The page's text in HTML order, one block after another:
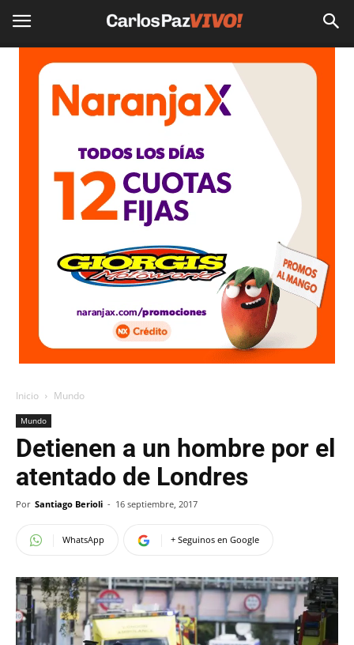
Inicio Mundo
Mundo
Detienen a un hombre por el
atentado de Londres
Por Santiago Berioli - 16 septiembre, 2017
WhatsApp + Seguinos en Google